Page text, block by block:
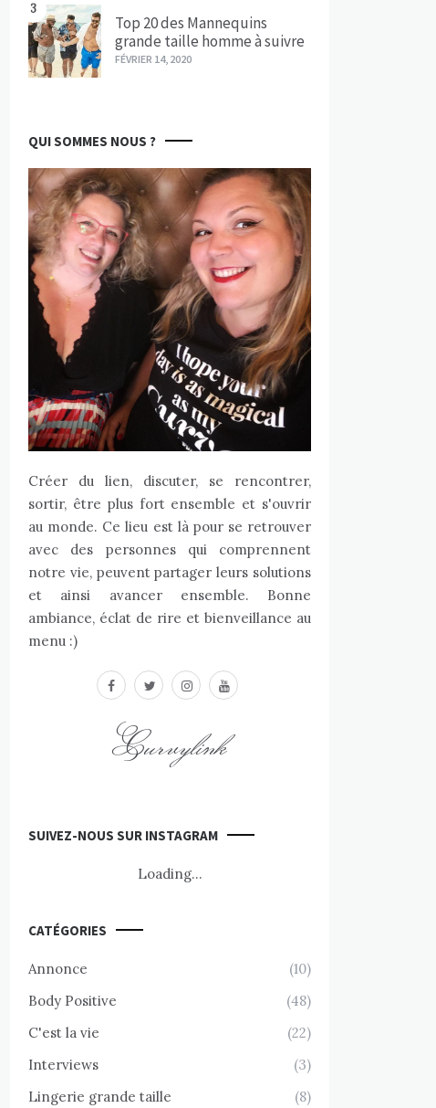
3
Top 20 des Mannequins
grande taille homme à suivre
FÉVRIER 14, 2020
QUI SOMMES NOUS ?
Créer du lien, discuter, se rencontrer,
sortir, être plus fort ensemble et s'ouvrir
au monde. Ce lieu est là pour se retrouver
avec des personnes qui comprennent
notre vie, peuvent partager leurs solutions
et ainsi avancer ensemble. Bonne
ambiance, éclat de rire et bienveillance au
menu :)
facebooktwitterinstagram
youtube
Curvylink
SUIVEZ-NOUS SUR INSTAGRAM
Loading...
CATÉGORIES
Annonce
(10)
Body Positive
(48)
C'est la vie
(22)
Interviews
(3)
Lingerie grande taille
(8)